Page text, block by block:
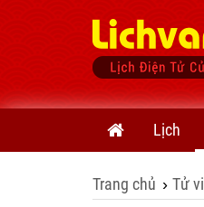
Lịch
Trang chủ › Tử vi